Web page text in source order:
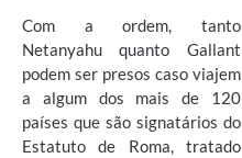
Com a ordem, tanto
Netanyahu quanto Gallant
podem ser presos caso viajem
a algum dos mais de 120
países que são signatários do
Estatuto de Roma, tratado